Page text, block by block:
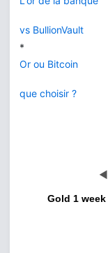
vs BullionVault
*
Or ou Bitcoin
que choisir ?
◀
Gold 1 week